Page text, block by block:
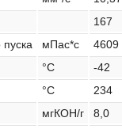
167
мПас*c
4609
°C
-42
°C
234
мгКОН/г
8,0